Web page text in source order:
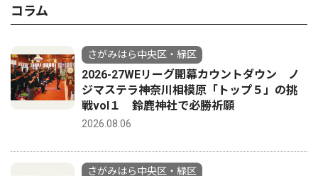
コラム
さがみはら中央区・緑区
2026-27WEリーグ開幕カウントダウン ノ
ジマステラ神奈川相模原「トップ５」の挑
戦vol１ 鈴鹿神社で必勝祈願
2026.08.06
さがみはら中央区・緑区